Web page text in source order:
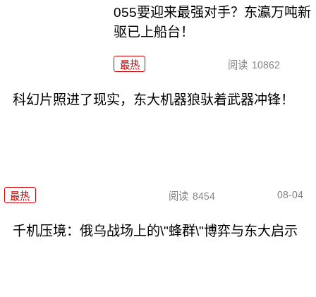
055要迎来最强对手？东瀛万吨新
驱已上船台！
最热 阅读 10862
科幻片照进了现实，东大机器狼驮着武器冲锋！
最热 阅读 8454 08-04
千机压境：俄乌战场上的\"蜂群\"博弈与东大启示